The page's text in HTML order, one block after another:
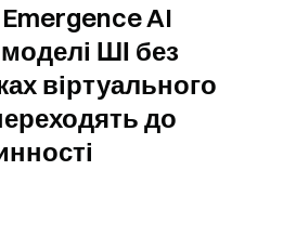
AI
ШІ без
віртуального
до